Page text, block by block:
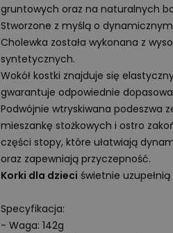
gruntowych oraz na naturalnych
Stworzone z myślą o dynamicznym
Cholewka została wykonana z
syntetycznych.
Wokół kostki znajduje się
gwarantuje odpowiednie
Podwójnie wtryskiwana podeszwa
mieszankę stożkowych i ostro
części stopy, które ułatwiają
oraz zapewniają przyczepność.
Korki dla dzieci świetnie uzupełnią
Specyfikacja:
- Waga: 142g